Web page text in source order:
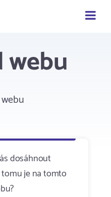
dosáhnout
je na tomto